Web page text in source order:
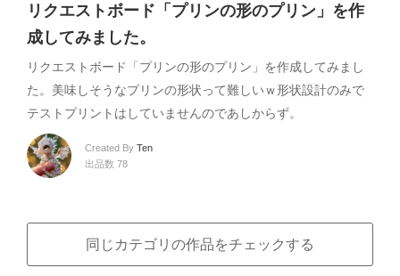
リクエストボード「プリンの形のプリン」を作
成してみました。
リクエストボード「プリンの形のプリン」を作成してみまし
た。美味しそうなプリンの形状って難しいｗ形状設計のみで
テストプリントはしていませんのであしからず。
Created By Ten
出品数 78
同じカテゴリの作品をチェックする